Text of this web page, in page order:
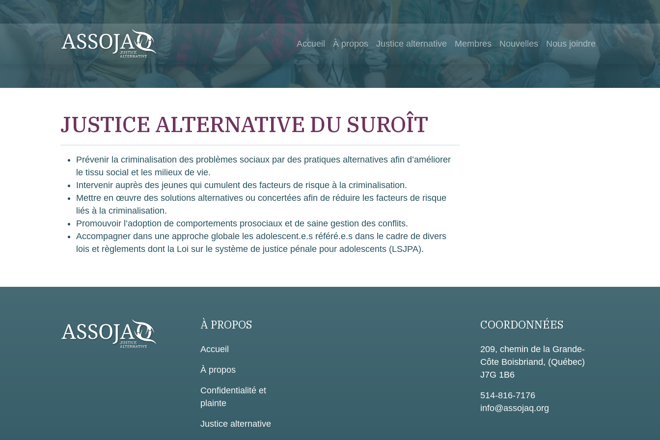
Accueil À propos Justice alternative Membres Nouvelles Nous joindre
JUSTICE ALTERNATIVE DU SUROÎT
Prévenir la criminalisation des problèmes sociaux par des pratiques alternatives afin d’améliorer
le tissu social et les milieux de vie.
Intervenir auprès des jeunes qui cumulent des facteurs de risque à la criminalisation.
Mettre en œuvre des solutions alternatives ou concertées afin de réduire les facteurs de risque
liés à la criminalisation.
Promouvoir l’adoption de comportements prosociaux et de saine gestion des conflits.
Accompagner dans une approche globale les adolescent.e.s référé.e.s dans le cadre de divers
lois et règlements dont la Loi sur le système de justice pénale pour adolescents (LSJPA).
À PROPOS
Accueil
À propos
Confidentialité et
plainte
Justice alternative
COORDONNÉES
209, chemin de la Grande-
Côte Boisbriand, (Québec)
J7G 1B6
514-816-7176
info@assojaq.org